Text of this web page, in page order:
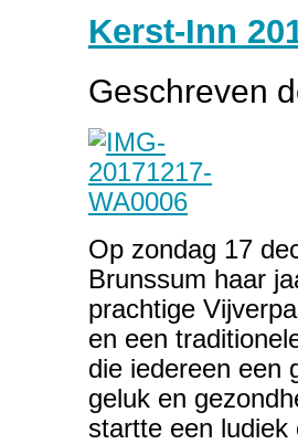
Kerst-Inn
Geschreven
Op zondag 17
Brunssum haar
prachtige
en een
die iedereen een
geluk en
startte een